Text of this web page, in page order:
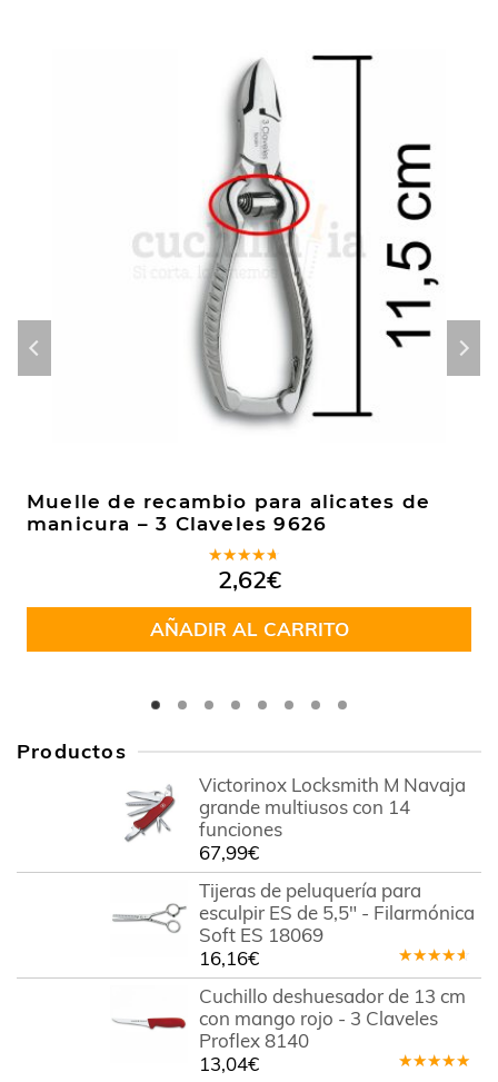
Muelle de recambio para alicates de
manicura – 3 Claveles 9626
Valorado
en4.11
de 5
2,62€
AÑADIR AL CARRITO
Productos
Victorinox Locksmith M Navaja
grande multiusos con 14
funciones
67,99€
Tijeras de peluquería para
esculpir ES de 5,5" - Filarmónica
Soft ES 18069
en 4.00
de 5
16,16€
Cuchillo deshuesador de 13 cm
con mango rojo - 3 Claveles
Proflex 8140
13,04€